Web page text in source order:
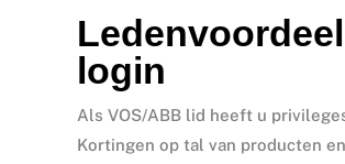
Ledenvoordeel
login
Als VOS/ABB lid heeft u
Kortingen op tal van producten en